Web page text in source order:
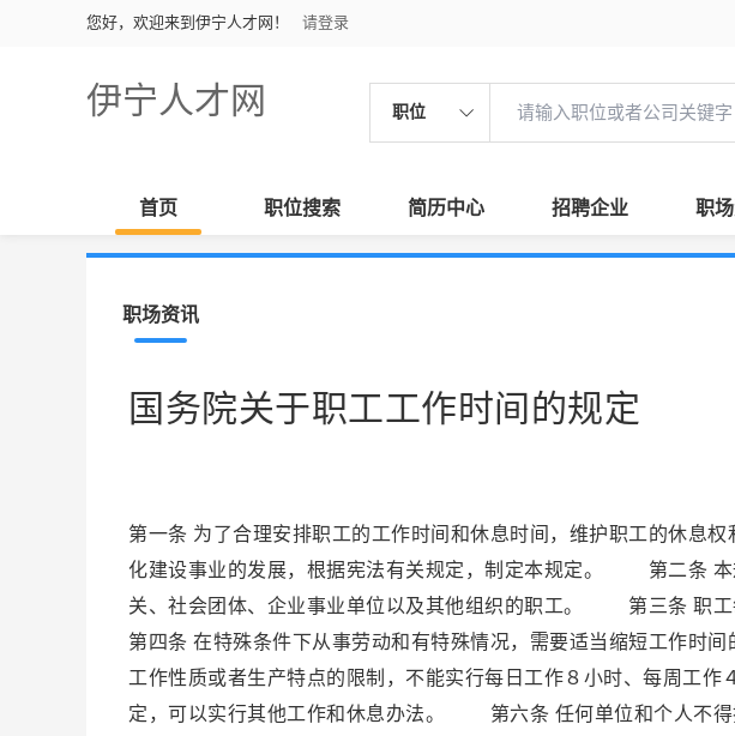
您好，欢迎来到伊宁人才网！ 请登录
伊宁人才网 职位
首页 职位搜索 简历中心 招聘企业 职
职场资讯
国务院关于职工工作时间的规定
第一条 为了合理安排职工的工作时间和休息时间，维护职工的休息
化建设事业的发展，根据宪法有关规定，制定本规定。 第二条 本
关、社会团体、企业事业单位以及其他组织的职工。 第三条 职
第四条 在特殊条件下从事劳动和有特殊情况，需要适当缩短工作
工作性质或者生产特点的限制，不能实行每日工作８小时、每周工作
定，可以实行其他工作和休息办法。 第六条 任何单位和个人不得